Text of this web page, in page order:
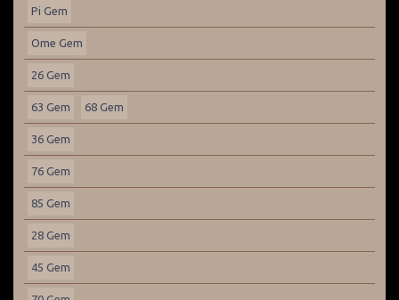
Pi Gem
Ome Gem
26 Gem
63 Gem 68 Gem
36 Gem
76 Gem
85 Gem
28 Gem
45 Gem